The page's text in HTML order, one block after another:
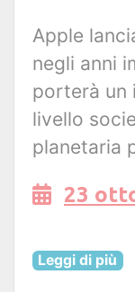
Apple
negli anni
porterà un
livello
planetaria
23
Leggi di più